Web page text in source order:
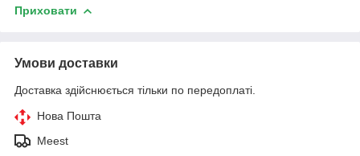
Приховати
Умови доставки
Доставка здійснюється тільки по передоплаті.
Нова Пошта
Meest